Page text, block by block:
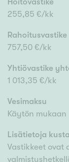
255,85 €/kk
Rahoitusvastike
757,50 €/kk
Yhtiövastike
1 013,35 €/kk
Vesimaksu
Käytön mukaan
Lisätietoja
Vastikkeet ovat